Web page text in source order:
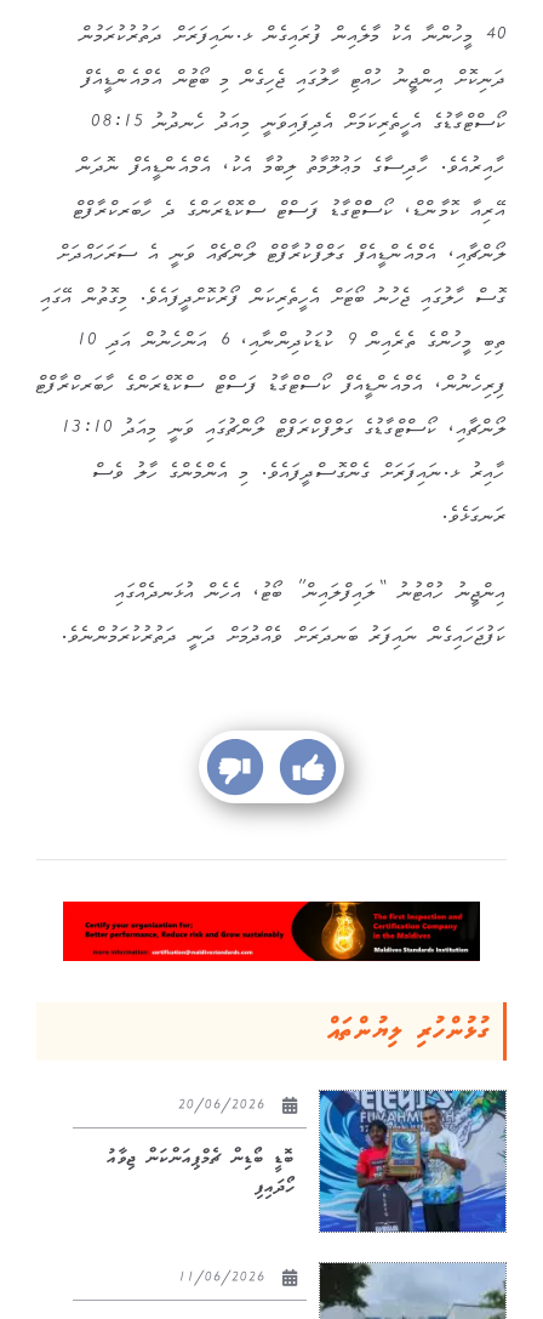
40 މީހުންނާ އެކު މާލެއިން ފުރައިގެން ޅ.ނައިފަރަށް ދަތުރުކުރަމުން
ދަނިކޮށް އިންޖީނު ހުއްޓި ހާލުގައި ޖެހިގެން މި ބޯޓުން އެމްއެންޑީއެފް
ކޯސްޓްގާޑުގެ އެހީތެރިކަމަށް އެދިފައިވަނީ މިއަދު ހެނދުނު 08:15
ހާއިރުއެވެ. ހާދިސާގެ މަޢުލޫމާތު ލިބުމާ އެކު، އެމްއެންޑީއެފް ނޮދަން
އޭރިއާ ކޮމާންޑް، ކޯސްްޓްގާޑު ފަސްޓް ސްކޮޑްރަންގެ ދެ ހާބަރކްރާފްޓް
ލޯންޗާއި، އެމްއެންޑީއެފް ގަލްފްކުރާފްޓް ލޯންޗެއް ވަނީ އެ ސަރަހައްދަށް
ގޮސް ހާލުގައި ޖެހުނު ބޯޓަށް އެހީތެރިކަން ފޯރުކޮށްދީފައެވެ. މިގޮތުން އޭގައި
ތިބި މީހުންގެ ތެރެއިން 9 ކުޑަކުދިންނާއި، 6 އަންހެނުން އަދި 10
ފިރިހެނުން، އެމްއެންޑީއެފް ކޯސްޓްގާޑު ފަސްޓް ސްކޮޑްރަންގެ ހާބަރކްރާފްޓް
ލޯންޗާއި، ކޯސްޓްގާޑުގެ ގަލްފްކްރަފްޓް ލޯންޗުގައި ވަނީ މިއަދު 13:10
ހާއިރު ޅ.ނައިފަރަށް ގެންގޮސްދީފައެވެ. މި އެންމެންގެ ހާލު ވެސް
ރަނގަޅެވެ.
އިންޖީނު ހުއްޓުނު “ލައިފްލައިން” ބޯޓު، އެހެން އުޅަނދެއްގައި
ކަފުޖަހައިގެން ނައިފަރު ބަނދަރަށް ވެއްދުމަށް ދަނީ ދަތުރުކުރަމުންނެވެ.
ގުޅުންހުރި ލިޔުންތައް
ބޮޑީ ބޯޑިން ޗެމްޕިއަންކަން ޖިވާއު
ހޯދައިފި